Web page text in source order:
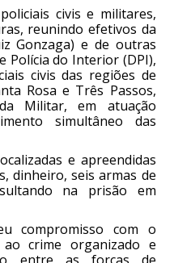
civis e militares,
reunindo efetivos da
Gonzaga) e de outras
Polícia do Interior (DPI),
civis das regiões de
Rosa e Três Passos,
Militar, em atuação
simultâneo das
e apreendidas
dinheiro, seis armas de
na prisão em
compromisso com o
ao crime organizado e
entre as forças de